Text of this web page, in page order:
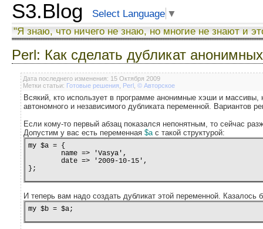
S3.Blog Select Language ▼
"Я знаю, что ничего не знаю, но многие не знают и
Perl: Как сделать дубликат
Дата последнего изменения: 15 Октября 2009
Метки статьи: Готовые решения Perl © Авторское
Всякий, кто использует в программе анонимные хэши и
автономного и независимого дубликата переменной. Вариантов
Если кому-то первый абзац показался непонятным, то сейчас
Допустим у вас есть переменная $aс такой структурой:
my $a = {
И теперь вам надо создать дубликат этой переменной. Казалось
my $b = $a;